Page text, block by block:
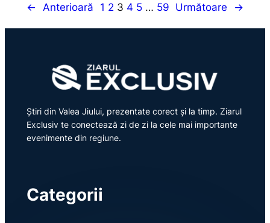
← Anterioară 1 2 3 4 5 … 59 Următoare →
Știri din Valea Jiului, prezentate corect și la timp. Ziarul
Exclusiv te conectează zi de zi la cele mai importante
evenimente din regiune.
Categorii